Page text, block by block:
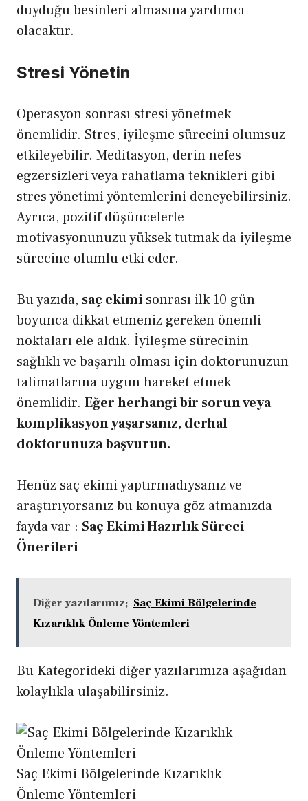
duyduğu besinleri almasına yardımcı
olacaktır.
Stresi Yönetin
Operasyon sonrası stresi yönetmek
önemlidir. Stres, iyileşme sürecini olumsuz
etkileyebilir. Meditasyon, derin nefes
egzersizleri veya rahatlama teknikleri gibi
stres yönetimi yöntemlerini deneyebilirsiniz.
Ayrıca, pozitif düşüncelerle
motivasyonunuzu yüksek tutmak da iyileşme
sürecine olumlu etki eder.
Bu yazıda, saç ekimisonrası ilk 10 gün
boyunca dikkat etmeniz gereken önemli
noktaları ele aldık. İyileşme sürecinin
sağlıklı ve başarılı olması için doktorunuzun
talimatlarına uygun hareket etmek
önemlidir. Eğer herhangi bir sorun veya
komplikasyon yaşarsanız, derhal
doktorunuza başvurun.
Henüz saç ekimi yaptırmadıysanız ve
araştırıyorsanız bu konuya göz atmanızda
fayda var : Saç Ekimi Hazırlık Süreci
Önerileri
Diğer yazılarımız; Saç Ekimi Bölgelerinde
Kızarıklık Önleme Yöntemleri
Bu Kategorideki diğer yazılarımıza aşağıdan
kolaylıkla ulaşabilirsiniz.
Saç Ekimi Bölgelerinde Kızarıklık
Önleme Yöntemleri